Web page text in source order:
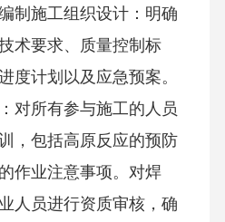
制施工组织设计：明确
术要求、质量控制标
度计划以及应急预案。
对所有参与施工的人员
，包括高原反应的预防
作业注意事项。对焊
人员进行资质审核，确